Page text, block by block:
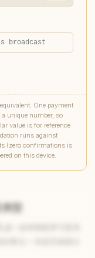
One payment
a unique number, so
value is for reference
runs against
(zero confirmations is
on this device.
型